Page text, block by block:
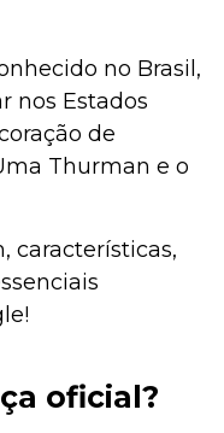
no Brasil,
nos Estados
de
Thurman e o
características,
oficial?